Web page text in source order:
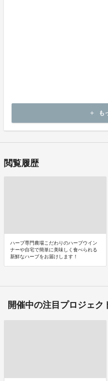
商品到着後４日以内に起案者ま
起案者から対応方法をお客様宛に
add も
閲覧履歴
ハーブ専門農場こだわりのハーブウイン
ナーや自宅で簡単に美味しく食べられる
新鮮なハーブをお届けします！
開催中の注目プロジェク